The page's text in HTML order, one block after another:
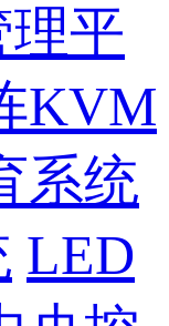
平
KVM
系统
LED